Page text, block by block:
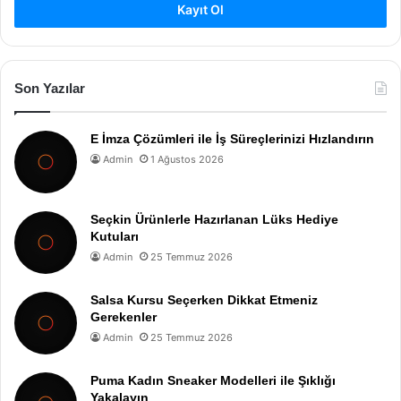
Kayıt Ol
Son Yazılar
E İmza Çözümleri ile İş Süreçlerinizi Hızlandırın
Admin 1 Ağustos 2026
Seçkin Ürünlerle Hazırlanan Lüks Hediye
Kutuları
Admin 25 Temmuz 2026
Salsa Kursu Seçerken Dikkat Etmeniz
Gerekenler
Admin 25 Temmuz 2026
Puma Kadın Sneaker Modelleri ile Şıklığı
Yakalayın